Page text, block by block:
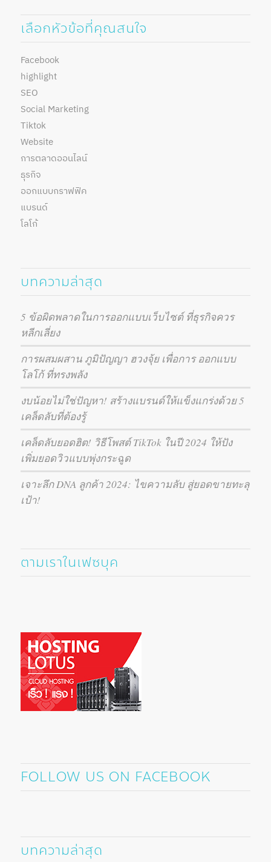
เลือกหัวข้อที่คุณสนใจ
Facebook
highlight
SEO
Social Marketing
Tiktok
Website
การตลาดออนไลน์
ธุรกิจ
ออกแบบกราฟฟิค
แบรนด์
โลโก้
บทความล่าสุด
5 ข้อผิดพลาดในการออกแบบเว็บไซต์ ที่ธุรกิจควร
หลีกเลี่ยง
การผสมผสาน ภูมิปัญญา ฮวงจุ้ย เพื่อการ ออกแบบ
โลโก้ ที่ทรงพลัง
งบน้อยไม่ใช่ปัญหา! สร้างแบรนด์ให้แข็งแกร่งด้วย 5
เคล็ดลับที่ต้องรู้
เคล็ดลับยอดฮิต! วิธีโพสต์ TikTok ในปี 2024 ให้ปัง
เพิ่มยอดวิวแบบพุ่งกระฉูด
เจาะลึก DNA ลูกค้า 2024: ไขความลับ สู่ยอดขายทะลุ
เป้า!
ตามเราในเฟซบุค
FOLLOW US ON FACEBOOK
บทความล่าสุด